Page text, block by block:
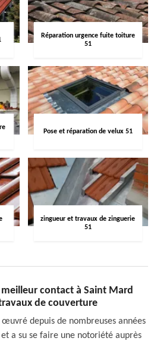
Réparation urgence fuite toiture
51
Pose et réparation de velux 51
zingueur et travaux de zinguerie
51
contact à Saint Mard
de couverture
œuvré depuis de nombreuses années
a su se faire une notoriété auprès